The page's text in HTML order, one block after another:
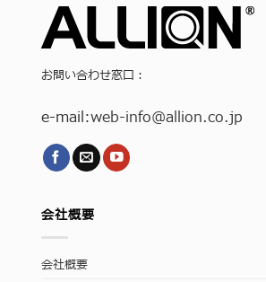
お問い合わせ窓口：
e-mail:web-info@allion.co.jp
会社概要
会社概要